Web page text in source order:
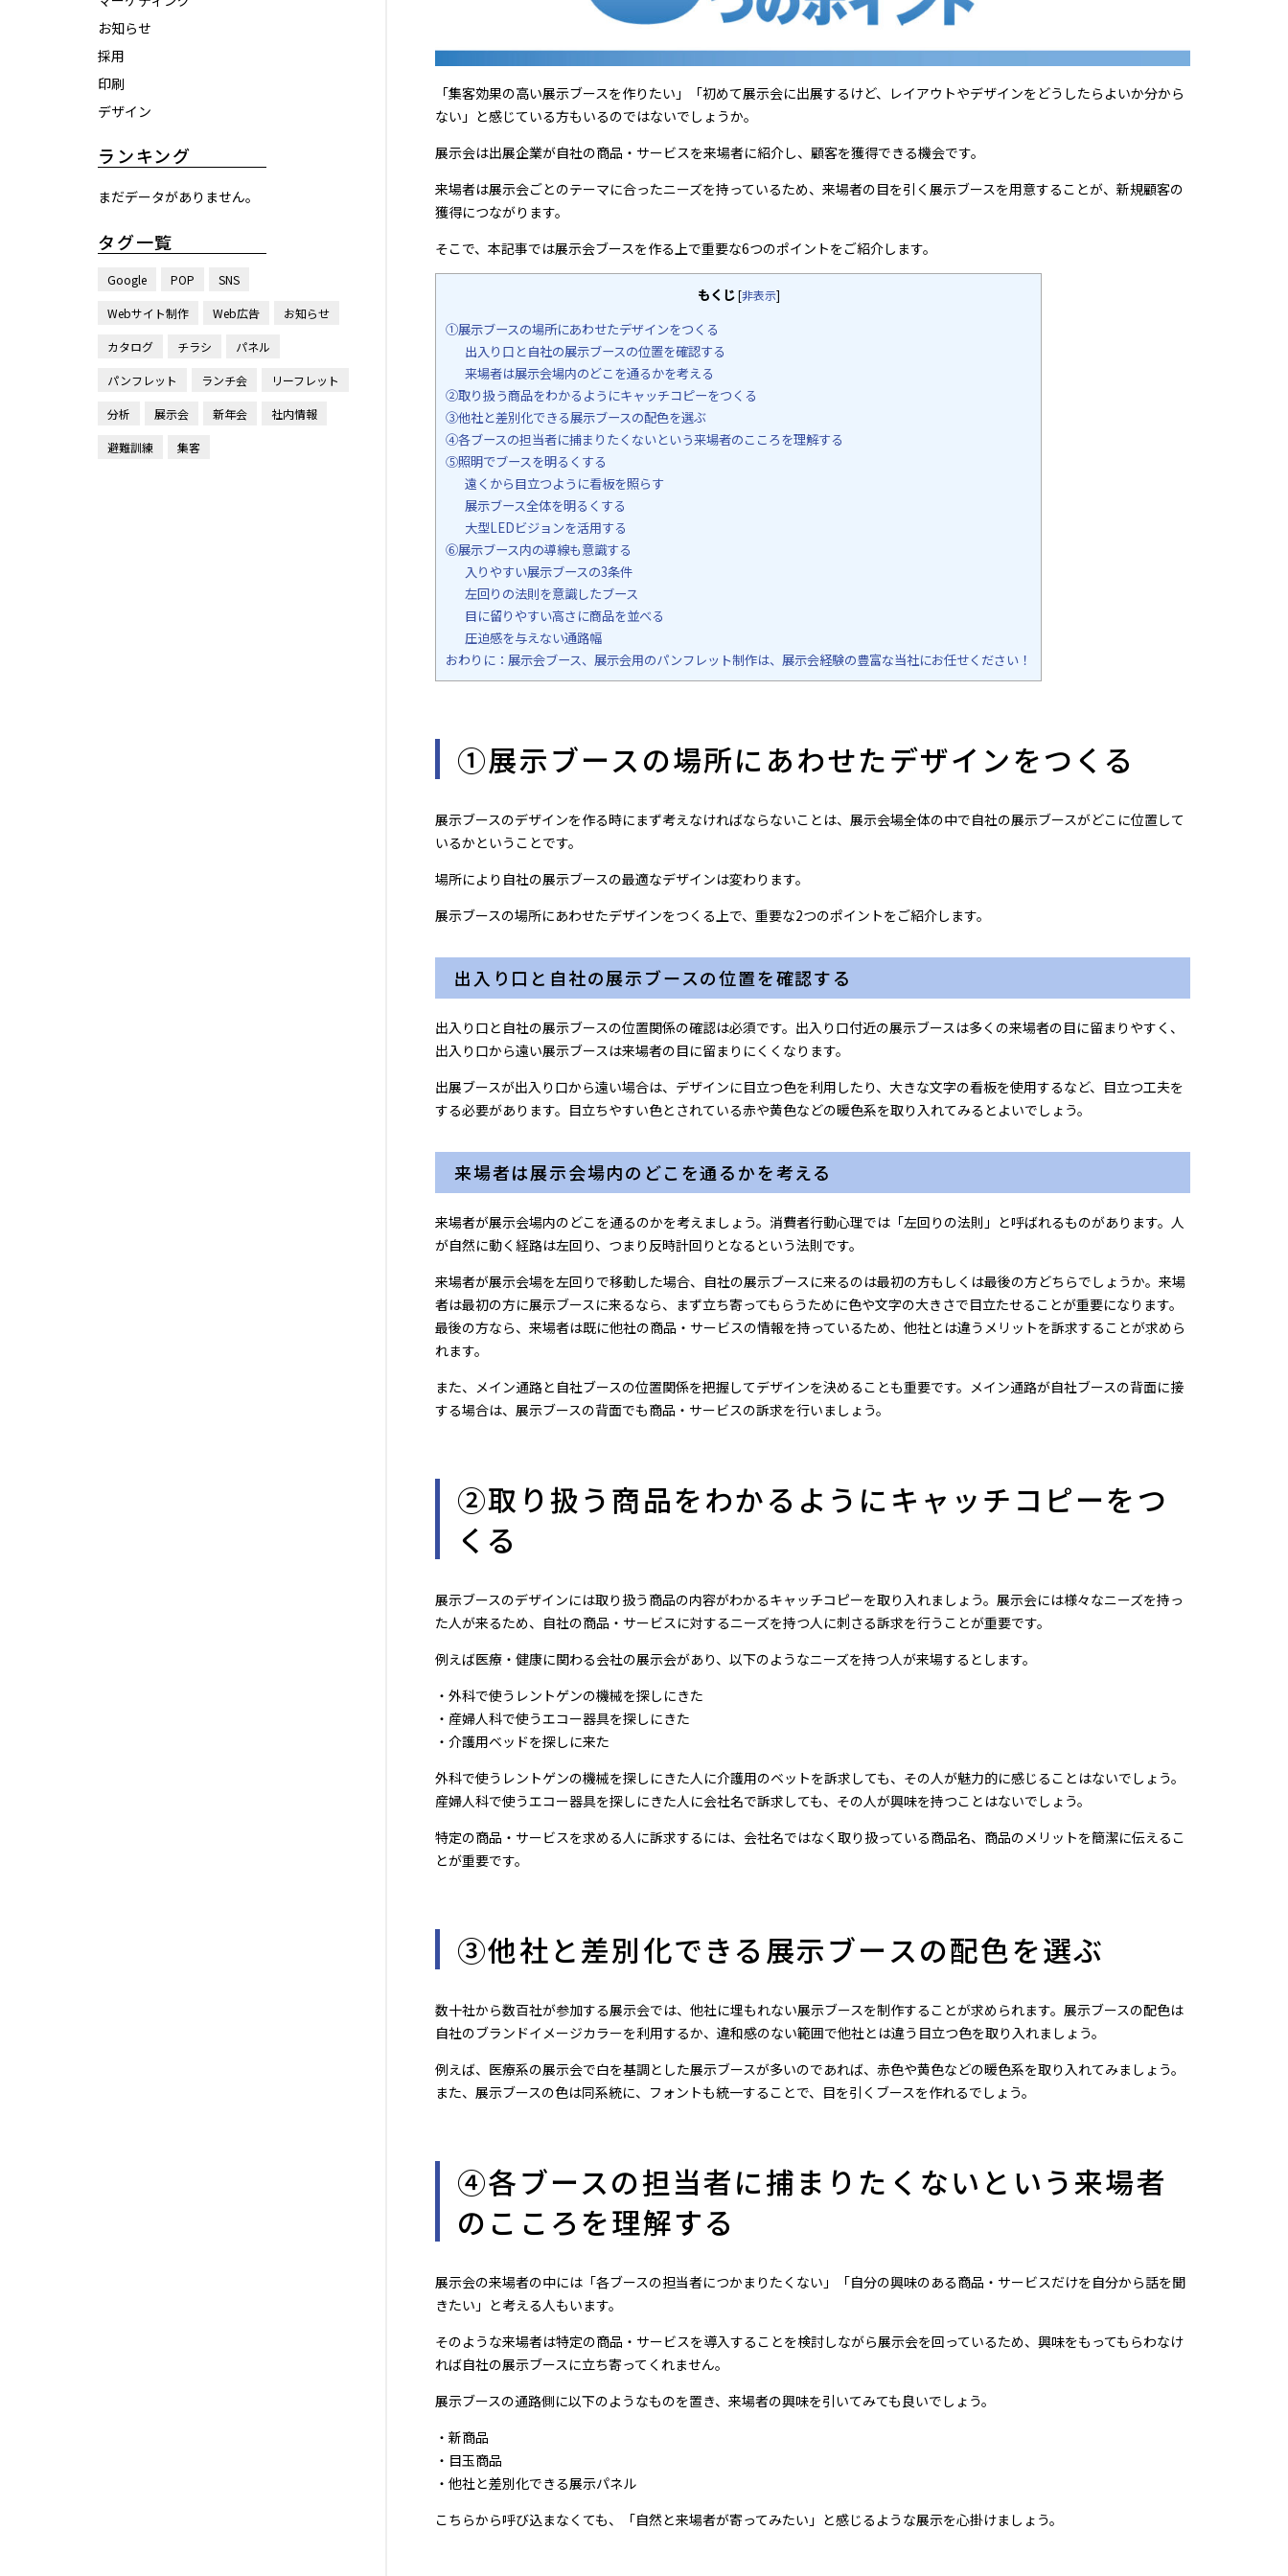
お知らせ
採用
印刷
デザイン
ランキング
まだデータがありません。
タグ一覧
Google POP SNS
Webサイト制作 Web広告 お知らせ
カタログ チラシ パネル
パンフレット ランチ会 リーフレット
分析 展示会 新年会 社内情報
避難訓練 集客
「集客効果の高い展示ブースを作りたい」「初めて展示会に出展するけど、レイアウトやデザインをどうしたらよいか分から
ない」と感じている方もいるのではないでしょうか。
展示会は出展企業が自社の商品・サービスを来場者に紹介し、顧客を獲得できる機会です。
来場者は展示会ごとのテーマに合ったニーズを持っているため、来場者の目を引く展示ブースを用意することが、新規顧客の
獲得につながります。
そこで、本記事では展示会ブースを作る上で重要な6つのポイントをご紹介します。
もくじ [非表示]
①展示ブースの場所にあわせたデザインをつくる
出入り口と自社の展示ブースの位置を確認する
来場者は展示会場内のどこを通るかを考える
②取り扱う商品をわかるようにキャッチコピーをつくる
③他社と差別化できる展示ブースの配色を選ぶ
④各ブースの担当者に捕まりたくないという来場者のこころを理解する
⑤照明でブースを明るくする
遠くから目立つように看板を照らす
展示ブース全体を明るくする
大型LEDビジョンを活用する
⑥展示ブース内の導線も意識する
入りやすい展示ブースの3条件
左回りの法則を意識したブース
目に留りやすい高さに商品を並べる
圧迫感を与えない通路幅
おわりに：展示会ブース、展示会用のパンフレット制作は、展示会経験の豊富な当社にお任せください！
①展示ブースの場所にあわせたデザインをつくる
展示ブースのデザインを作る時にまず考えなければならないことは、展示会場全体の中で自社の展示ブースがどこに位置して
いるかということです。
場所により自社の展示ブースの最適なデザインは変わります。
展示ブースの場所にあわせたデザインをつくる上で、重要な2つのポイントをご紹介します。
出入り口と自社の展示ブースの位置を確認する
出入り口と自社の展示ブースの位置関係の確認は必須です。出入り口付近の展示ブースは多くの来場者の目に留まりやすく、
出入り口から遠い展示ブースは来場者の目に留まりにくくなります。
出展ブースが出入り口から遠い場合は、デザインに目立つ色を利用したり、大きな文字の看板を使用するなど、目立つ工夫を
する必要があります。目立ちやすい色とされている赤や黄色などの暖色系を取り入れてみるとよいでしょう。
来場者は展示会場内のどこを通るかを考える
来場者が展示会場内のどこを通るのかを考えましょう。消費者行動心理では「左回りの法則」と呼ばれるものがあります。人
が自然に動く経路は左回り、つまり反時計回りとなるという法則です。
来場者が展示会場を左回りで移動した場合、自社の展示ブースに来るのは最初の方もしくは最後の方どちらでしょうか。来場
者は最初の方に展示ブースに来るなら、まず立ち寄ってもらうために色や文字の大きさで目立たせることが重要になります。
最後の方なら、来場者は既に他社の商品・サービスの情報を持っているため、他社とは違うメリットを訴求することが求めら
れます。
また、メイン通路と自社ブースの位置関係を把握してデザインを決めることも重要です。メイン通路が自社ブースの背面に接
する場合は、展示ブースの背面でも商品・サービスの訴求を行いましょう。
②取り扱う商品をわかるようにキャッチコピーをつ
くる
展示ブースのデザインには取り扱う商品の内容がわかるキャッチコピーを取り入れましょう。展示会には様々なニーズを持っ
た人が来るため、自社の商品・サービスに対するニーズを持つ人に刺さる訴求を行うことが重要です。
例えば医療・健康に関わる会社の展示会があり、以下のようなニーズを持つ人が来場するとします。
・外科で使うレントゲンの機械を探しにきた
・産婦人科で使うエコー器具を探しにきた
・介護用ベッドを探しに来た
外科で使うレントゲンの機械を探しにきた人に介護用のベットを訴求しても、その人が魅力的に感じることはないでしょう。
産婦人科で使うエコー器具を探しにきた人に会社名で訴求しても、その人が興味を持つことはないでしょう。
特定の商品・サービスを求める人に訴求するには、会社名ではなく取り扱っている商品名、商品のメリットを簡潔に伝えるこ
とが重要です。
③他社と差別化できる展示ブースの配色を選ぶ
数十社から数百社が参加する展示会では、他社に埋もれない展示ブースを制作することが求められます。展示ブースの配色は
自社のブランドイメージカラーを利用するか、違和感のない範囲で他社とは違う目立つ色を取り入れましょう。
例えば、医療系の展示会で白を基調とした展示ブースが多いのであれば、赤色や黄色などの暖色系を取り入れてみましょう。
また、展示ブースの色は同系統に、フォントも統一することで、目を引くブースを作れるでしょう。
④各ブースの担当者に捕まりたくないという来場者
のこころを理解する
展示会の来場者の中には「各ブースの担当者につかまりたくない」「自分の興味のある商品・サービスだけを自分から話を聞
きたい」と考える人もいます。
そのような来場者は特定の商品・サービスを導入することを検討しながら展示会を回っているため、興味をもってもらわなけ
れば自社の展示ブースに立ち寄ってくれません。
展示ブースの通路側に以下のようなものを置き、来場者の興味を引いてみても良いでしょう。
・新商品
・目玉商品
・他社と差別化できる展示パネル
こちらから呼び込まなくても、「自然と来場者が寄ってみたい」と感じるような展示を心掛けましょう。